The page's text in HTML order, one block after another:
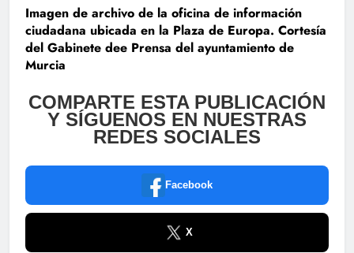
Imagen de archivo de la oficina de información
ciudadana ubicada en la Plaza de Europa. Cortesía
del Gabinete dee Prensa del ayuntamiento de
Murcia
COMPARTE ESTA PUBLICACIÓN
Y SÍGUENOS EN NUESTRAS
REDES SOCIALES
Facebook
X